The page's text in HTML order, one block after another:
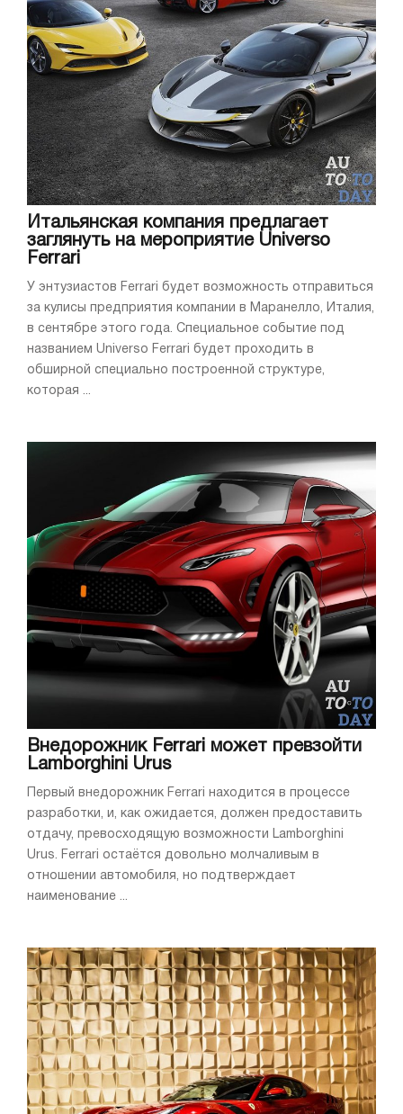
Итальянская компания предлагает
заглянуть на мероприятие Universo
Ferrari
У энтузиастов Ferrari будет возможность отправиться
за кулисы предприятия компании в Маранелло, Италия,
в сентябре этого года. Специальное событие под
названием Universo Ferrari будет проходить в
обширной специально построенной структуре,
которая ...
Внедорожник Ferrari может превзойти
Lamborghini Urus
Первый внедорожник Ferrari находится в процессе
разработки, и, как ожидается, должен предоставить
отдачу, превосходящую возможности Lamborghini
Urus. Ferrari остаётся довольно молчаливым в
отношении автомобиля, но подтверждает
наименование ...